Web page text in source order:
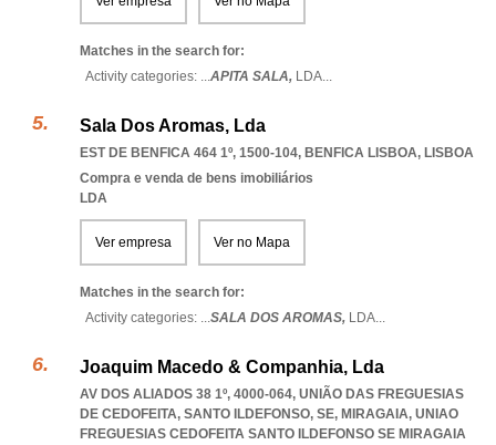
Matches in the search for:
Activity categories: ...APITA SALA, LDA...
Sala Dos Aromas, Lda
EST DE BENFICA 464 1º, 1500-104, BENFICA LISBOA, LISBOA
Compra e venda de bens imobiliários
LDA
Ver empresa Ver no Mapa
Matches in the search for:
Activity categories: ...SALA DOS AROMAS, LDA...
Joaquim Macedo & Companhia, Lda
AV DOS ALIADOS 38 1º, 4000-064, UNIÃO DAS FREGUESIAS
DE CEDOFEITA, SANTO ILDEFONSO, SE, MIRAGAIA, UNIAO
FREGUESIAS CEDOFEITA SANTO ILDEFONSO SE MIRAGAIA